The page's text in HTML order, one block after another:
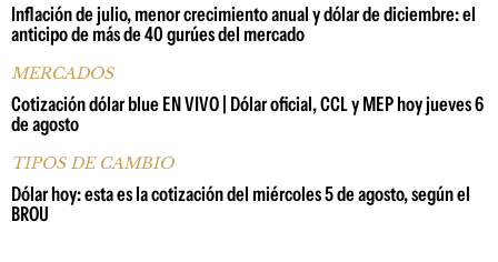
Inflación de julio, menor crecimiento anual y dólar de diciembre: el
anticipo de más de 40 gurúes del mercado
MERCADOS
Cotización dólar blue EN VIVO | Dólar oficial, CCL y MEP hoy jueves 6
de agosto
TIPOS DE CAMBIO
Dólar hoy: esta es la cotización del miércoles 5 de agosto, según el
BROU